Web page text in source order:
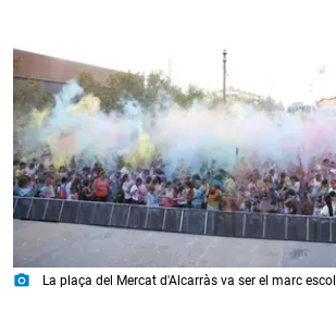
photo_camera
La plaça del Mercat d'Alcarràs va ser el marc